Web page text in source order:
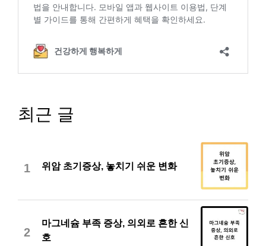
최근 글
1 위암 초기증상, 놓치기 쉬운 변화
2
마그네슘 부족 증상, 의외로 흔한 신
호